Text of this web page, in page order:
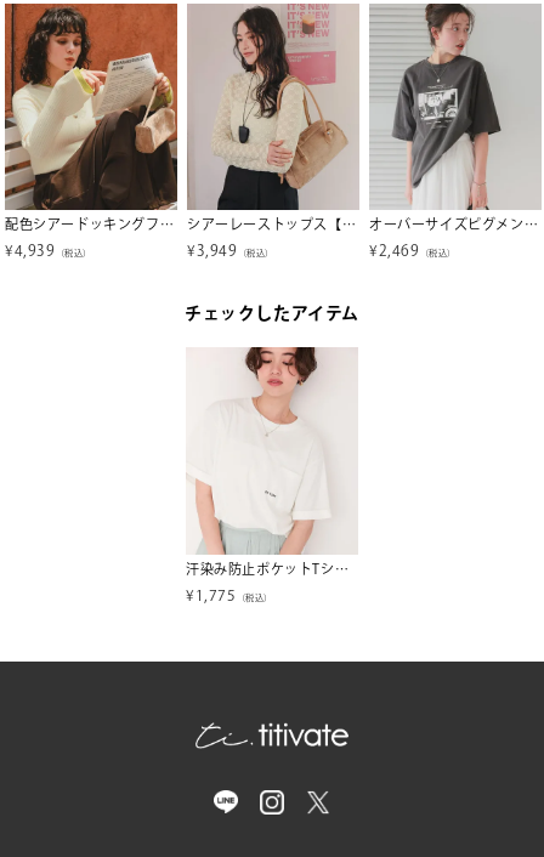
配色シアードッキングフレアスリーブリブニット【メール便可／100】
¥4,939 （税込）
シアーレーストップス【メール便可／80】
¥ 3,949 （税込）
オーバーサイズピグメントフォトプリントTシャツ【メール便可／100】
¥ 2,469 （税込）
チェックしたアイテム
汗染み防止ポケットTシャツ【メール便可／100】
¥ 1,775 （税込）